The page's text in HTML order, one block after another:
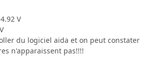
V
du logiciel aida et on peut constater
n'apparaissent pas!!!!